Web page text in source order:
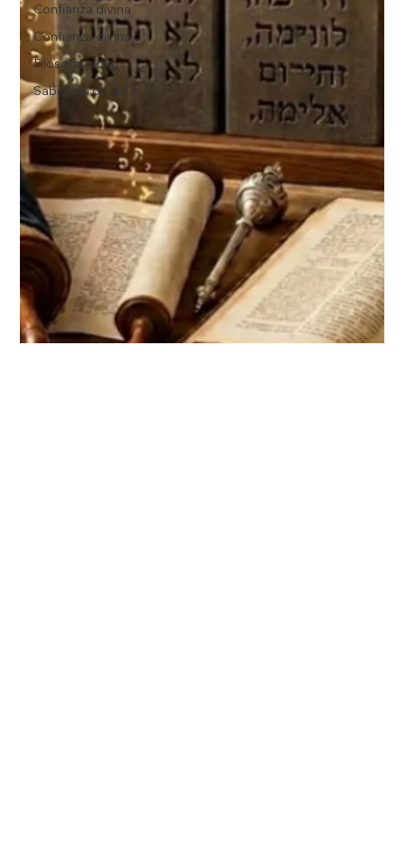
Confianza divina
Confianza divina
Filosofía judía
Sabiduría de la Torá